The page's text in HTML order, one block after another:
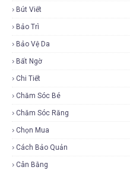
Bút Viết
Bảo Trì
Bảo Vệ Da
Bất Ngờ
Chi Tiết
Chăm Sóc Bé
Chăm Sóc Răng
Chọn Mua
Cách Bảo Quản
Cân Bằng